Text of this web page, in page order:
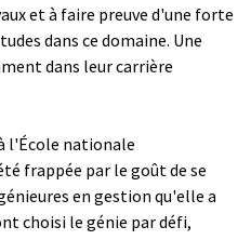
et à faire preuve d'une forte
dans ce domaine. Une
dans leur carrière
l'École nationale
frappée par le goût de se
en gestion qu'elle a
choisi le génie par défi,